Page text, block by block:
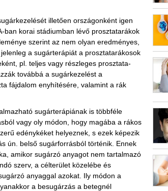
illetően országonként igen
ban korai stádiumban lévő prosztatarákok
szerint az nem olyan eredményes,
a sugárterápiát a prosztatarákosok
pl. teljes vagy részleges prosztata-
továbbá a sugárkezelést a
fájdalom enyhítésére, valamint a rák
sugárterápiának is többféle
vagy oly módon, hogy magába a rákos
edénykéket helyeznek, s ezek képezik
ún. belső sugárforrásból történik. Ennek
amikor sugárzó anyagot nem tartalmazó
szerv, a célterület közelébe és
anyaggal azokat. Ily módon a
a besugárzás a betegnél